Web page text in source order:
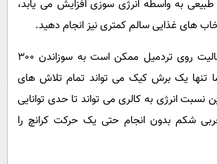
به واسطه انرژی سوزی افزایش می یابد،
های غذایی سالم کمتری نیز انجام دهید.
حدود 30 دقیقه فعالیت روی تردمیل ممکن است به سوزاندن 300
تنها یک برش کیک می تواند تمام تلاش های
نسبت انرژی به کالری می تواند تا حدی توانایی
شکم بدون انجام حتی یک حرکت کرانچ را